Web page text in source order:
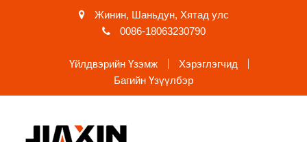
Жинин, Шаньдун, Хятад улс
0086-18063230790
Үйлдвэрийн Үзэмж
Хэрэглэгчид
Багийн Үзүүлбэр